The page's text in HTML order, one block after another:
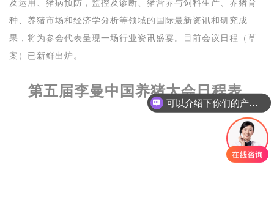
及运用、猪病预防，监控及诊断、猪营养与饲料生产、养猪育
种、养猪市场和经济学分析等领域的国际最新资讯和研究成
果，将为参会代表呈现一场行业资讯盛宴。目前会议日程（草
案）已新鲜出炉。
第五届李曼中国养猪大会日程表
可以介绍下你们的产品么